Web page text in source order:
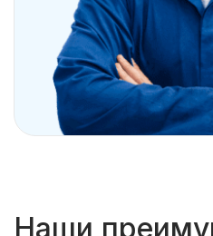
Наши